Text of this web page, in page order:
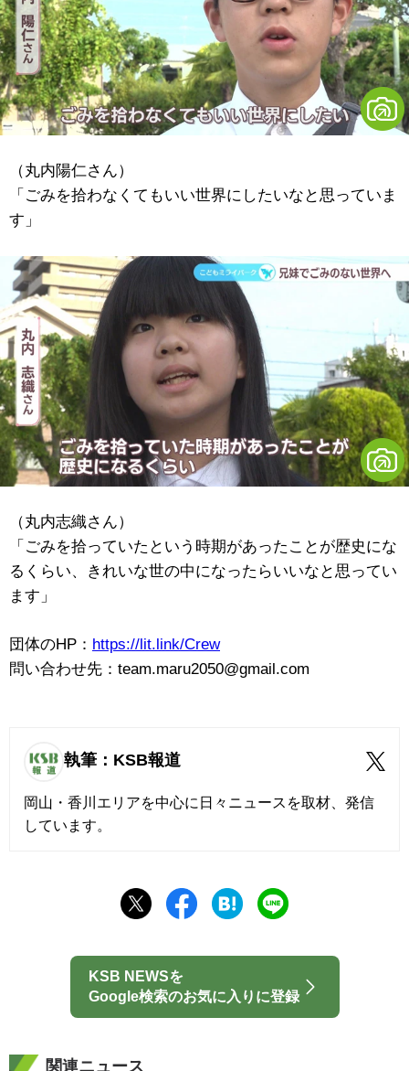
（丸内陽仁さん）
「ごみを拾わなくてもいい世界にしたいなと思っていま
す」
（丸内志織さん）
「ごみを拾っていたという時期があったことが歴史にな
るくらい、きれいな世の中になったらいいなと思ってい
ます」
団体のHP： https://lit.link/Crew
問い合わせ先：team.maru2050@gmail.com
執筆：KSB報道
岡山・香川エリアを中心に日々ニュースを取材、発信
しています。
KSB NEWSを
Google検索のお気に入りに登録
関連ニュース